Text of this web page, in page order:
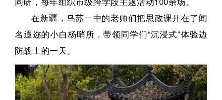
在新疆，乌苏一中的老师们把思政课开在了闻
名遐迩的小白杨哨所，带领同学们“沉浸式”体验边
防战士的一天。